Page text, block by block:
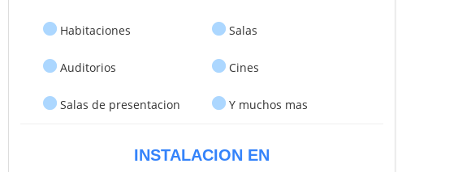
Habitaciones Salas
Auditorios Cines
Salas de presentacion Y muchos mas
INSTALACION EN